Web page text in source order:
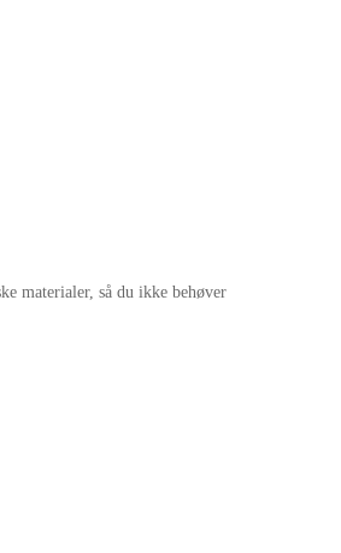
materialer, så du ikke behøver